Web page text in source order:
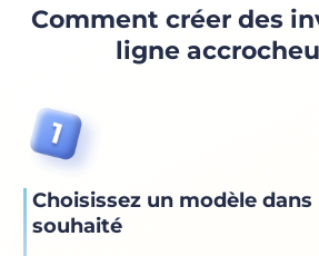
Comment créer des
ligne
Choisissez un modèle
souhaité